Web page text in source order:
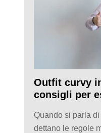
Outfit curvy
consigli per
Quando si parla
dettano le regole